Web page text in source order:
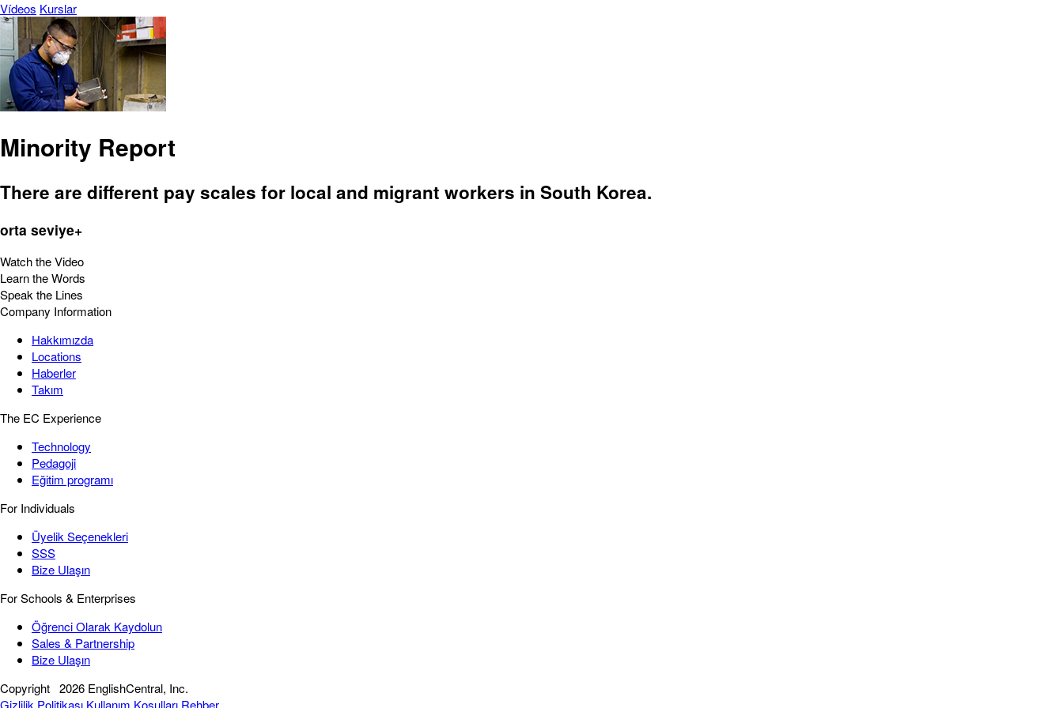
Vídeos Kurslar
Minority Report
There are different pay scales for local and migrant workers in South Korea.
orta seviye+
Watch the Video
Learn the Words
Speak the Lines
Company Information
Hakkımızda
Locations
Haberler
Takım
The EC Experience
Technology
Pedagoji
Eğitim programı
For Individuals
Üyelik Seçenekleri
SSS
Bize Ulaşın
For Schools & Enterprises
Öğrenci Olarak Kaydolun
Sales & Partnership
Bize Ulaşın
Copyright 2026 EnglishCentral, Inc.